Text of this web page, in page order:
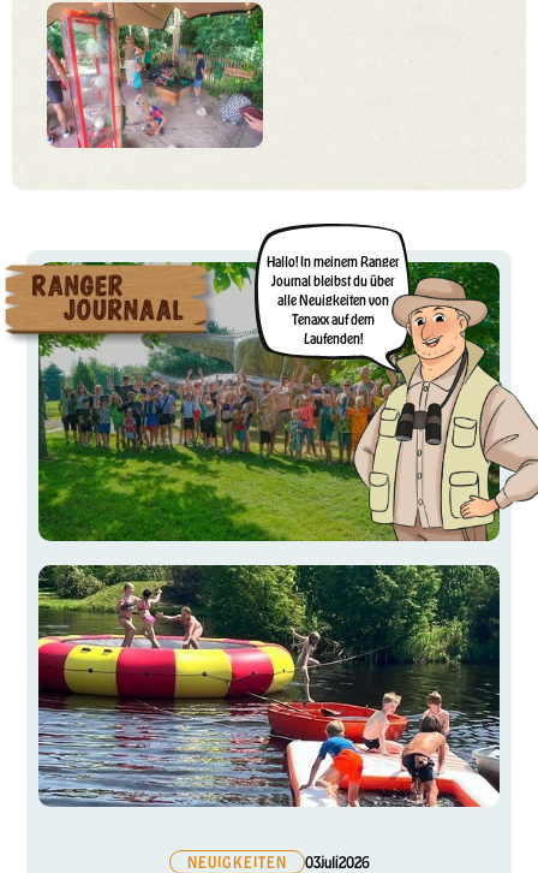
Hallo! In meinem Ranger
Journal bleibst du über
alle Neuigkeiten von
Tenaxx auf dem
Laufenden!
NEUIGKEITEN 03juli2026